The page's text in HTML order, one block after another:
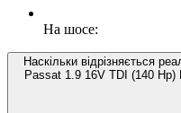
На шосе:
Наскільки відрізняється
Passat 1.9 16V TDI (140 Hp)